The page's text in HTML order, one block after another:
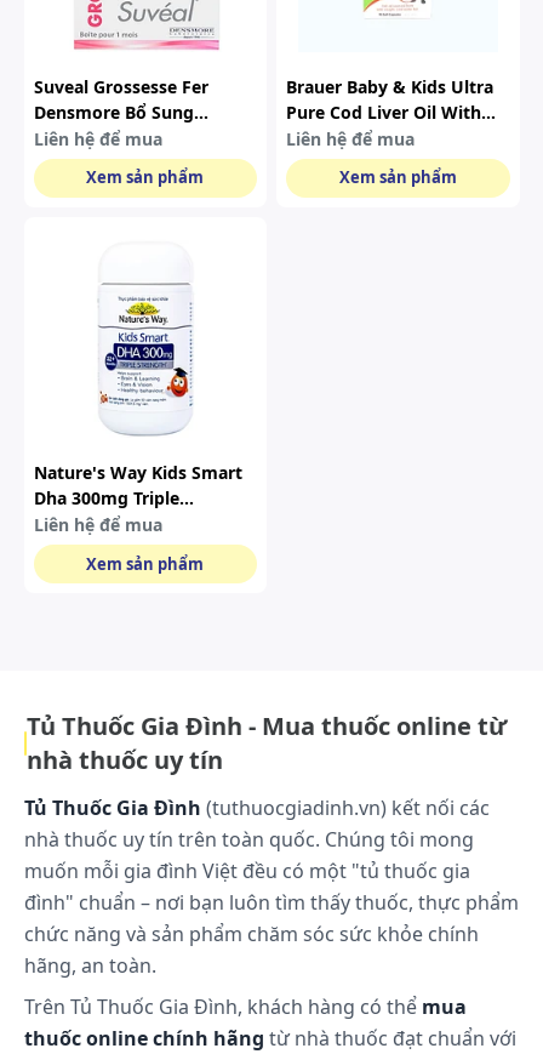
Suveal Grossesse Fer
Densmore Bổ Sung
Omega 3, Dha, Vitamin,
Khoáng Chất (hộp 30
Viên)
Liên hệ để mua
Xem sản phẩm
Brauer Baby & Kids Ultra
Pure Cod Liver Oil With
Dha Cho Trẻ Từ 1 Tuổi
(hộp 90 Viên)
Liên hệ để mua
Xem sản phẩm
Nature's Way Kids Smart
Dha 300mg Triple
Strength Hỗ Trợ Sức Khỏe
Não Bộ ( Hộp 50 Viên)
Liên hệ để mua
Xem sản phẩm
Tủ Thuốc Gia Đình - Mua thuốc online từ
nhà thuốc uy tín
Tủ Thuốc Gia Đình (tuthuocgiadinh.vn) kết nối các
nhà thuốc uy tín trên toàn quốc. Chúng tôi mong
muốn mỗi gia đình Việt đều có một "tủ thuốc gia
đình" chuẩn – nơi bạn luôn tìm thấy thuốc, thực phẩm
chức năng và sản phẩm chăm sóc sức khỏe chính
hãng, an toàn.
Trên Tủ Thuốc Gia Đình, khách hàng có thể mua
thuốc online chính hãng từ nhà thuốc đạt chuẩn với